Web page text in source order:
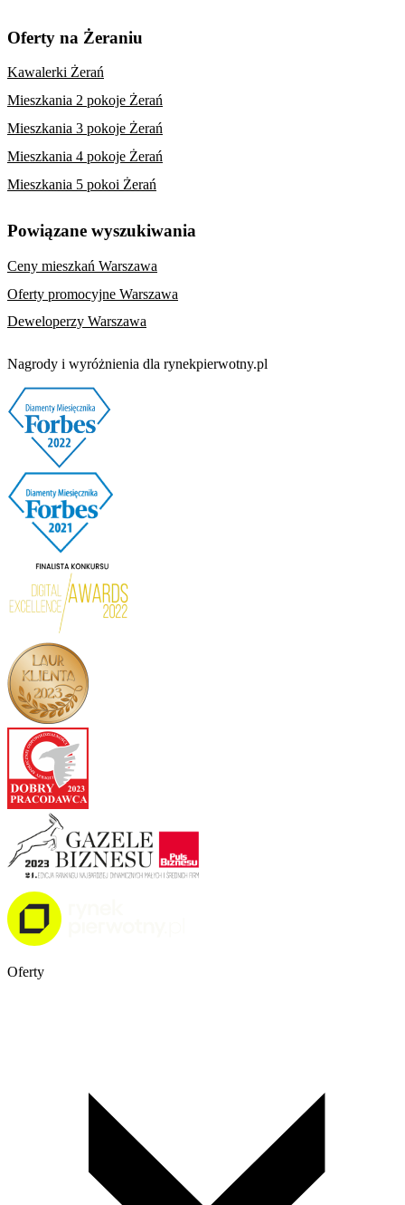
Oferty na Żeraniu
Kawalerki Żerań
Mieszkania 2 pokoje Żerań
Mieszkania 3 pokoje Żerań
Mieszkania 4 pokoje Żerań
Mieszkania 5 pokoi Żerań
Powiązane wyszukiwania
Ceny mieszkań Warszawa
Oferty promocyjne Warszawa
Deweloperzy Warszawa
Nagrody i wyróżnienia dla rynekpierwotny.pl
Oferty